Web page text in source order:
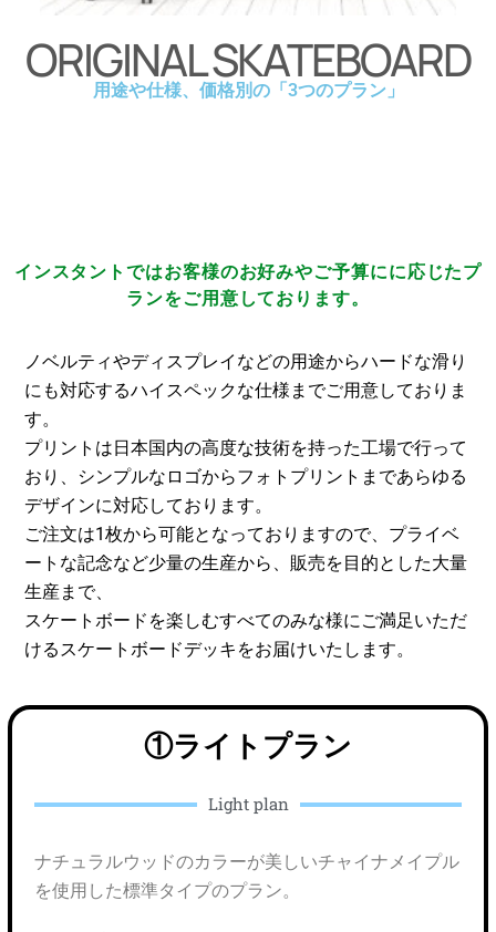
ORIGINAL SKATEBOARD
用途や仕様、価格別の「3つのプラン」
インスタントではお客様のお好みやご予算にに応じたプ
ランをご用意しております。
ノベルティやディスプレイなどの用途からハードな滑り
にも対応するハイスペックな仕様までご用意しておりま
す。
プリントは日本国内の高度な技術を持った工場で行って
おり、シンプルなロゴからフォトプリントまであらゆる
デザインに対応しております。
ご注文は1枚から可能となっておりますので、プライベ
ートな記念など少量の生産から、販売を目的とした大量
生産まで、
スケートボードを楽しむすべてのみな様にご満足いただ
けるスケートボードデッキをお届けいたします。
①ライトプラン
Light plan
ナチュラルウッドのカラーが美しいチャイナメイプル
を使用した標準タイプのプラン。